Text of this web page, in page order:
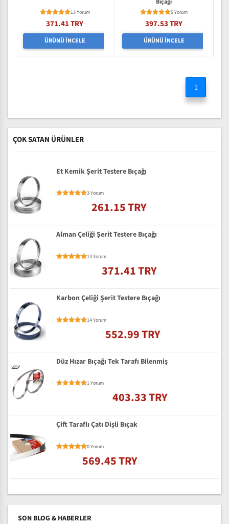
13 Yorum
371.41 TRY
ÜRÜNÜ İNCELE
Bıçağı
5 Yorum
397.53 TRY
ÜRÜNÜ İNCELE
1
ÇOK SATAN ÜRÜNLER
Et Kemik Şerit Testere Bıçağı
3 Yorum
261.15 TRY
Alman Çeliği Şerit Testere Bıçağı
13 Yorum
371.41 TRY
Karbon Çeliği Şerit Testere Bıçağı
14 Yorum
552.99 TRY
Düz Hızar Bıçağı Tek Tarafı Bilenmiş
1 Yorum
403.33 TRY
Çift Taraflı Çatı Dişli Bıçak
0 Yorum
569.45 TRY
SON BLOG & HABERLER